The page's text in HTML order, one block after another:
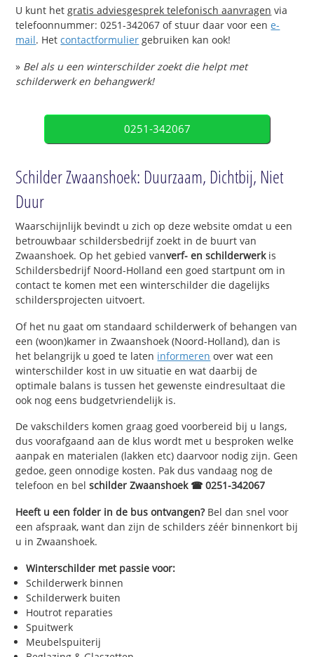
U kunt hetgratis adviesgesprek telefonisch aanvragen via
telefoonnummer: 0251-342067 of stuur daar voor eene-
mail. Hetcontactformulier gebruiken kan ook!
» Bel als u een winterschilder zoekt die helpt met
schilderwerk en behangwerk!
0251-342067
Schilder Zwaanshoek: Duurzaam, Dichtbij, Niet
Duur
Waarschijnlijk bevindt u zich op deze website omdat u een
betrouwbaar schildersbedrijf zoekt in de buurt van
Zwaanshoek. Op het gebied vanverf- en schilderwerkis
Schildersbedrijf Noord-Holland een goed startpunt om in
contact te komen met een winterschilder die dagelijks
schildersprojecten uitvoert.
Of het nu gaat om standaard schilderwerk of behangen van
een (woon)kamer in Zwaanshoek (Noord-Holland), dan is
het belangrijk u goed te laten informeren over wat een
winterschilder kost in uw situatie en wat daarbij de
optimale balans is tussen het gewenste eindresultaat die
ook nog eens budgetvriendelijk is.
De vakschilders komen graag goed voorbereid bij u langs,
dus voorafgaand aan de klus wordt met u besproken welke
aanpak en materialen (lakken etc) daarvoor nodig zijn. Geen
gedoe, geen onnodige kosten. Pak dus vandaag nog de
telefoon en belschilder Zwaanshoek ☎ 0251-342067
Heeft u een folder in de bus ontvangen?Bel dan snel voor
een afspraak, want dan zijn de schilders zéér binnenkort bij
u in Zwaanshoek.
Winterschilder met passie voor:
Schilderwerk binnen
Schilderwerk buiten
Houtrot reparaties
Spuitwerk
Meubelspuiterij